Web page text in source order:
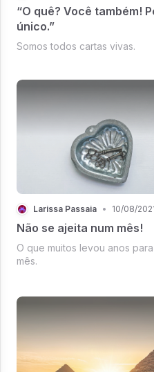
“O quê? Você também!
único.”
Somos todos cartas vivas.
Larissa Passaia • 10/08/
Não se ajeita num mês!
O que muitos levou anos
mês.